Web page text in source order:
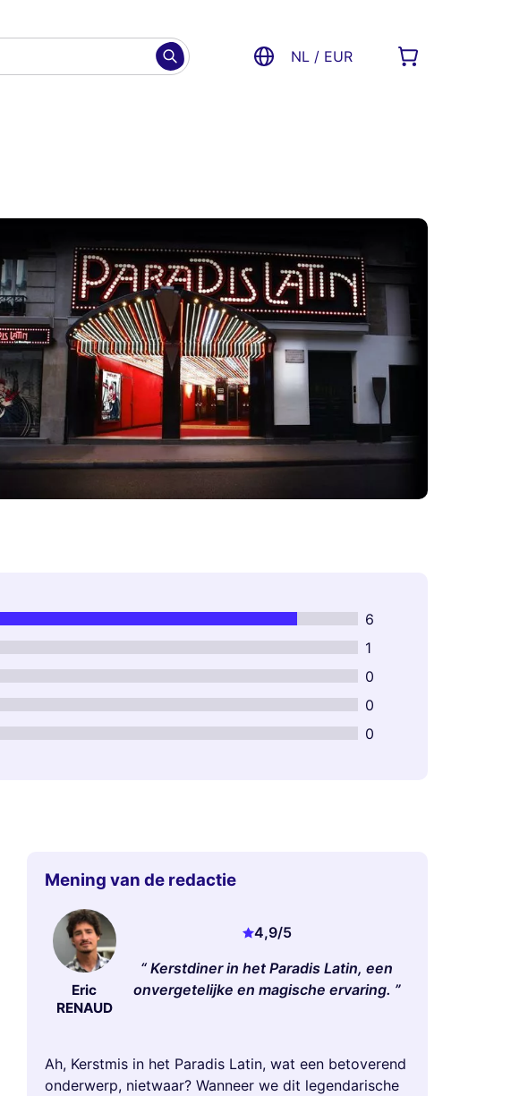
NL / EUR
6
1
0
0
0
Mening van de redactie
Eric
RENAUD
4,9/5
Kerstdiner in het Paradis Latin, een
onvergetelijke en magische ervaring.
Ah, Kerstmis in het Paradis Latin, wat een betoverend
onderwerp, nietwaar? Wanneer we dit legendarische